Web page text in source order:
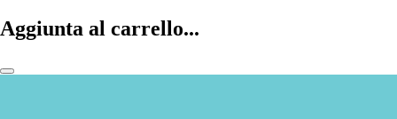
Aggiunta al carrello...